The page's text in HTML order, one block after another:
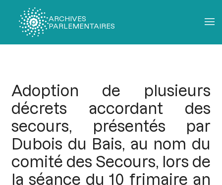
ARCHIVES
PARLEMENTAIRES
Adoption de plusieurs
décrets accordant des
secours, présentés par
Dubois du Bais, au nom du
comité des Secours, lors de
la séance du 10 frimaire an